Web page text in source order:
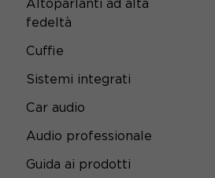
Altoparlanti ad alta
fedeltà
Cuffie
Sistemi integrati
Car audio
Audio professionale
Guida ai prodotti